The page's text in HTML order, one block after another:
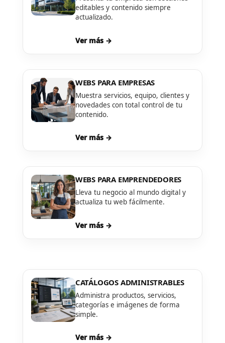
editables y contenido siempre
actualizado.
Ver más →
WEBS PARA EMPRESAS
Muestra servicios, equipo, clientes y
novedades con total control de tu
contenido.
Ver más →
WEBS PARA EMPRENDEDORES
Lleva tu negocio al mundo digital y
actualiza tu web fácilmente.
Ver más →
CATÁLOGOS ADMINISTRABLES
Administra productos, servicios,
categorías e imágenes de forma
simple.
Ver más →